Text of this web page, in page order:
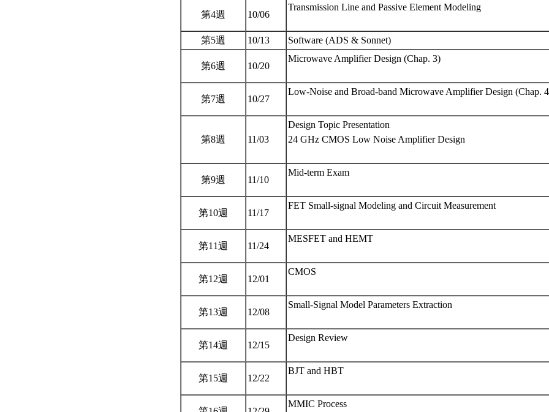
第4週 10/06
Transmission Line and Passive Element Modeling
第5週 10/13 Software (ADS & Sonnet)
第6週 10/20
Microwave Amplifier Design (Chap. 3)
第7週 10/27
Low-Noise and Broad-band Microwave Amplifier Design (Chap.
第8週 11/03
Design Topic Presentation
24 GHz CMOS Low Noise Amplifier Design
第9週 11/10
Mid-term Exam
第10週 11/17
FET Small-signal Modeling and Circuit Measurement
第11週 11/24
MESFET and HEMT
第12週 12/01
CMOS
第13週 12/08
Small-Signal Model Parameters Extraction
第14週 12/15
Design Review
第15週 12/22
BJT and HBT
MMIC Process